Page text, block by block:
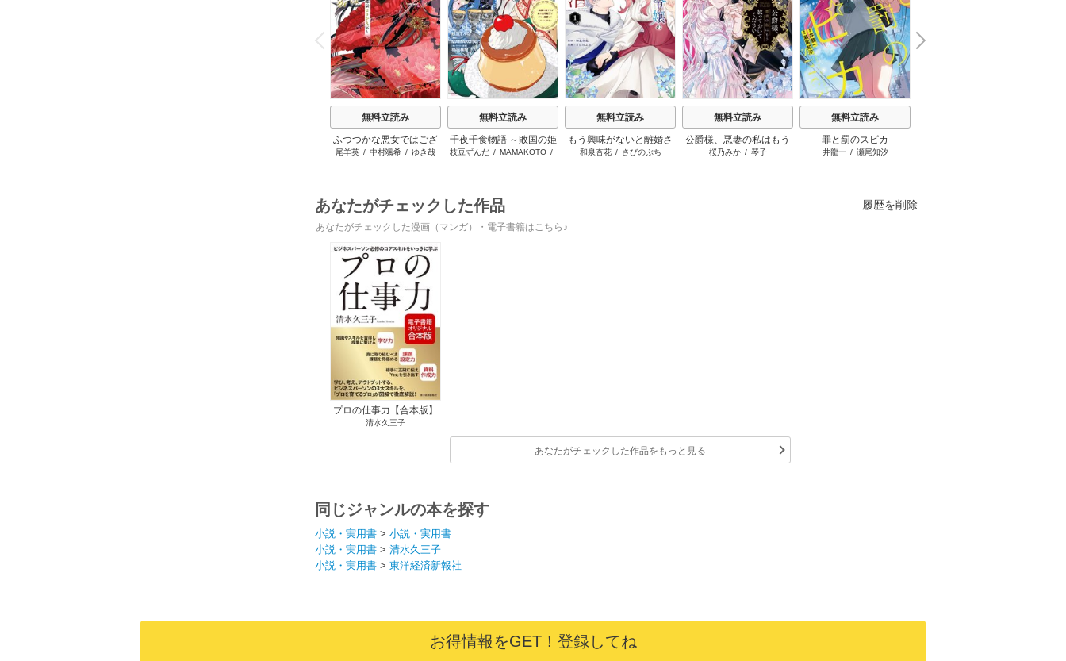
P
r
e
v
i
o
u
s
無料立読み
ふつつかな悪女ではござ
いますが ～雛宮蝶鼠とり
尾羊英 / 中村颯希 / ゆき哉
無料立読み
千夜千食物語 ～敗国の姫
ですが氷の皇子殿下がど
枝豆ずんだ/ MAMAKOTO/
無料立読み
もう興味がないと離婚さ
れた令嬢の意外と楽しい
和泉杏花/ さびのぶち
無料立読み
公爵様、悪妻の私はもう
放っておいてください
桜乃みか/ 琴子
無料立読み
罪と罰のスピカ
井龍一/ 瀬尾知汐
N
e
x
t
あなたがチェックした作品 履歴を削除
あなたがチェックした漫画（マンガ）・電子書籍はこちら♪
プロの仕事力【合本版】
清水久三子
あなたがチェックした作品をもっと見る
同じジャンルの本を探す
小説・実用書 > 小説・実用書
小説・実用書 > 清水久三子
小説・実用書 > 東洋経済新報社
お得情報をGET！登録してね